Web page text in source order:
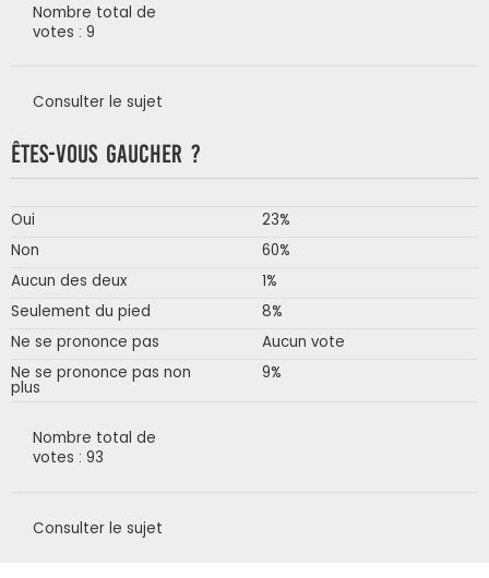
Nombre total de
votes : 9
Consulter le sujet
Êtes-vous gaucher ?
Oui
23%
Non
60%
Aucun des deux
1%
Seulement du pied
8%
Ne se prononce pas
Aucun vote
Ne se prononce pas non
plus
9%
Nombre total de
votes : 93
Consulter le sujet